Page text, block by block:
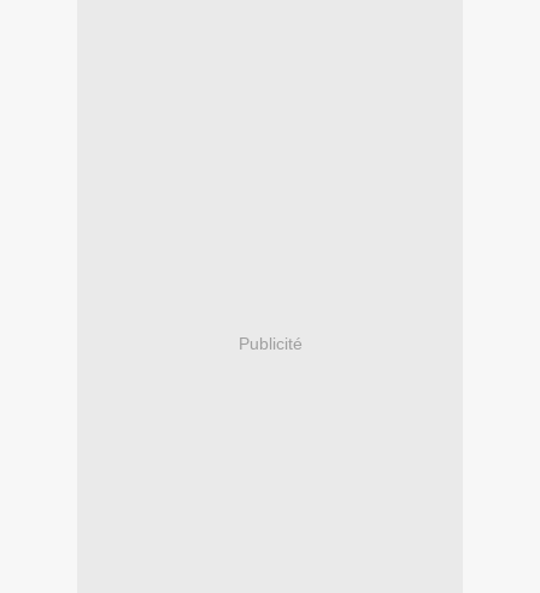
Publicité